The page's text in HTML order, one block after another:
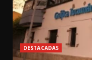
DESTACADAS